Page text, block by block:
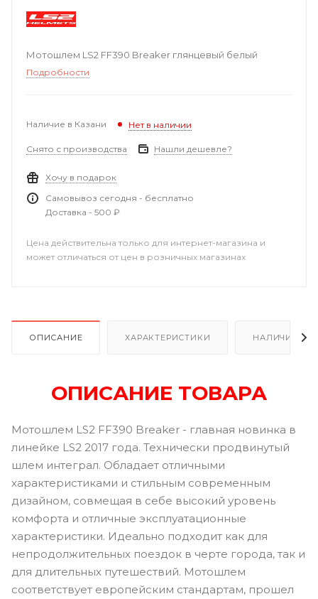
Мотошлем LS2 FF390 Breaker глянцевый белый
Подробности
Наличие в Казани Нет в наличии
Снято с производства Нашли дешевле?
Хочу в подарок
Самовывоз сегодня - бесплатно
Доставка - 500 ₽
Цена действительна только для интернет-магазина и
может отличаться от цен в розничных магазинах
ОПИСАНИЕ ХАРАКТЕРИСТИКИ НАЛИЧИЕ В
ОПИСАНИЕ ТОВАРА
Мотошлем LS2 FF390 Breaker - главная новинка в
линейке LS2 2017 года. Технически продвинутый
шлем интеграл. Обладает отличными
характеристиками и стильным современным
дизайном, совмещая в себе высокий уровень
комфорта и отличные эксплуатационные
характеристики. Идеально подходит как для
непродолжительных поездок в черте города, так и
для длительных путешествий. Мотошлем
соответствует европейским стандартам, прошел